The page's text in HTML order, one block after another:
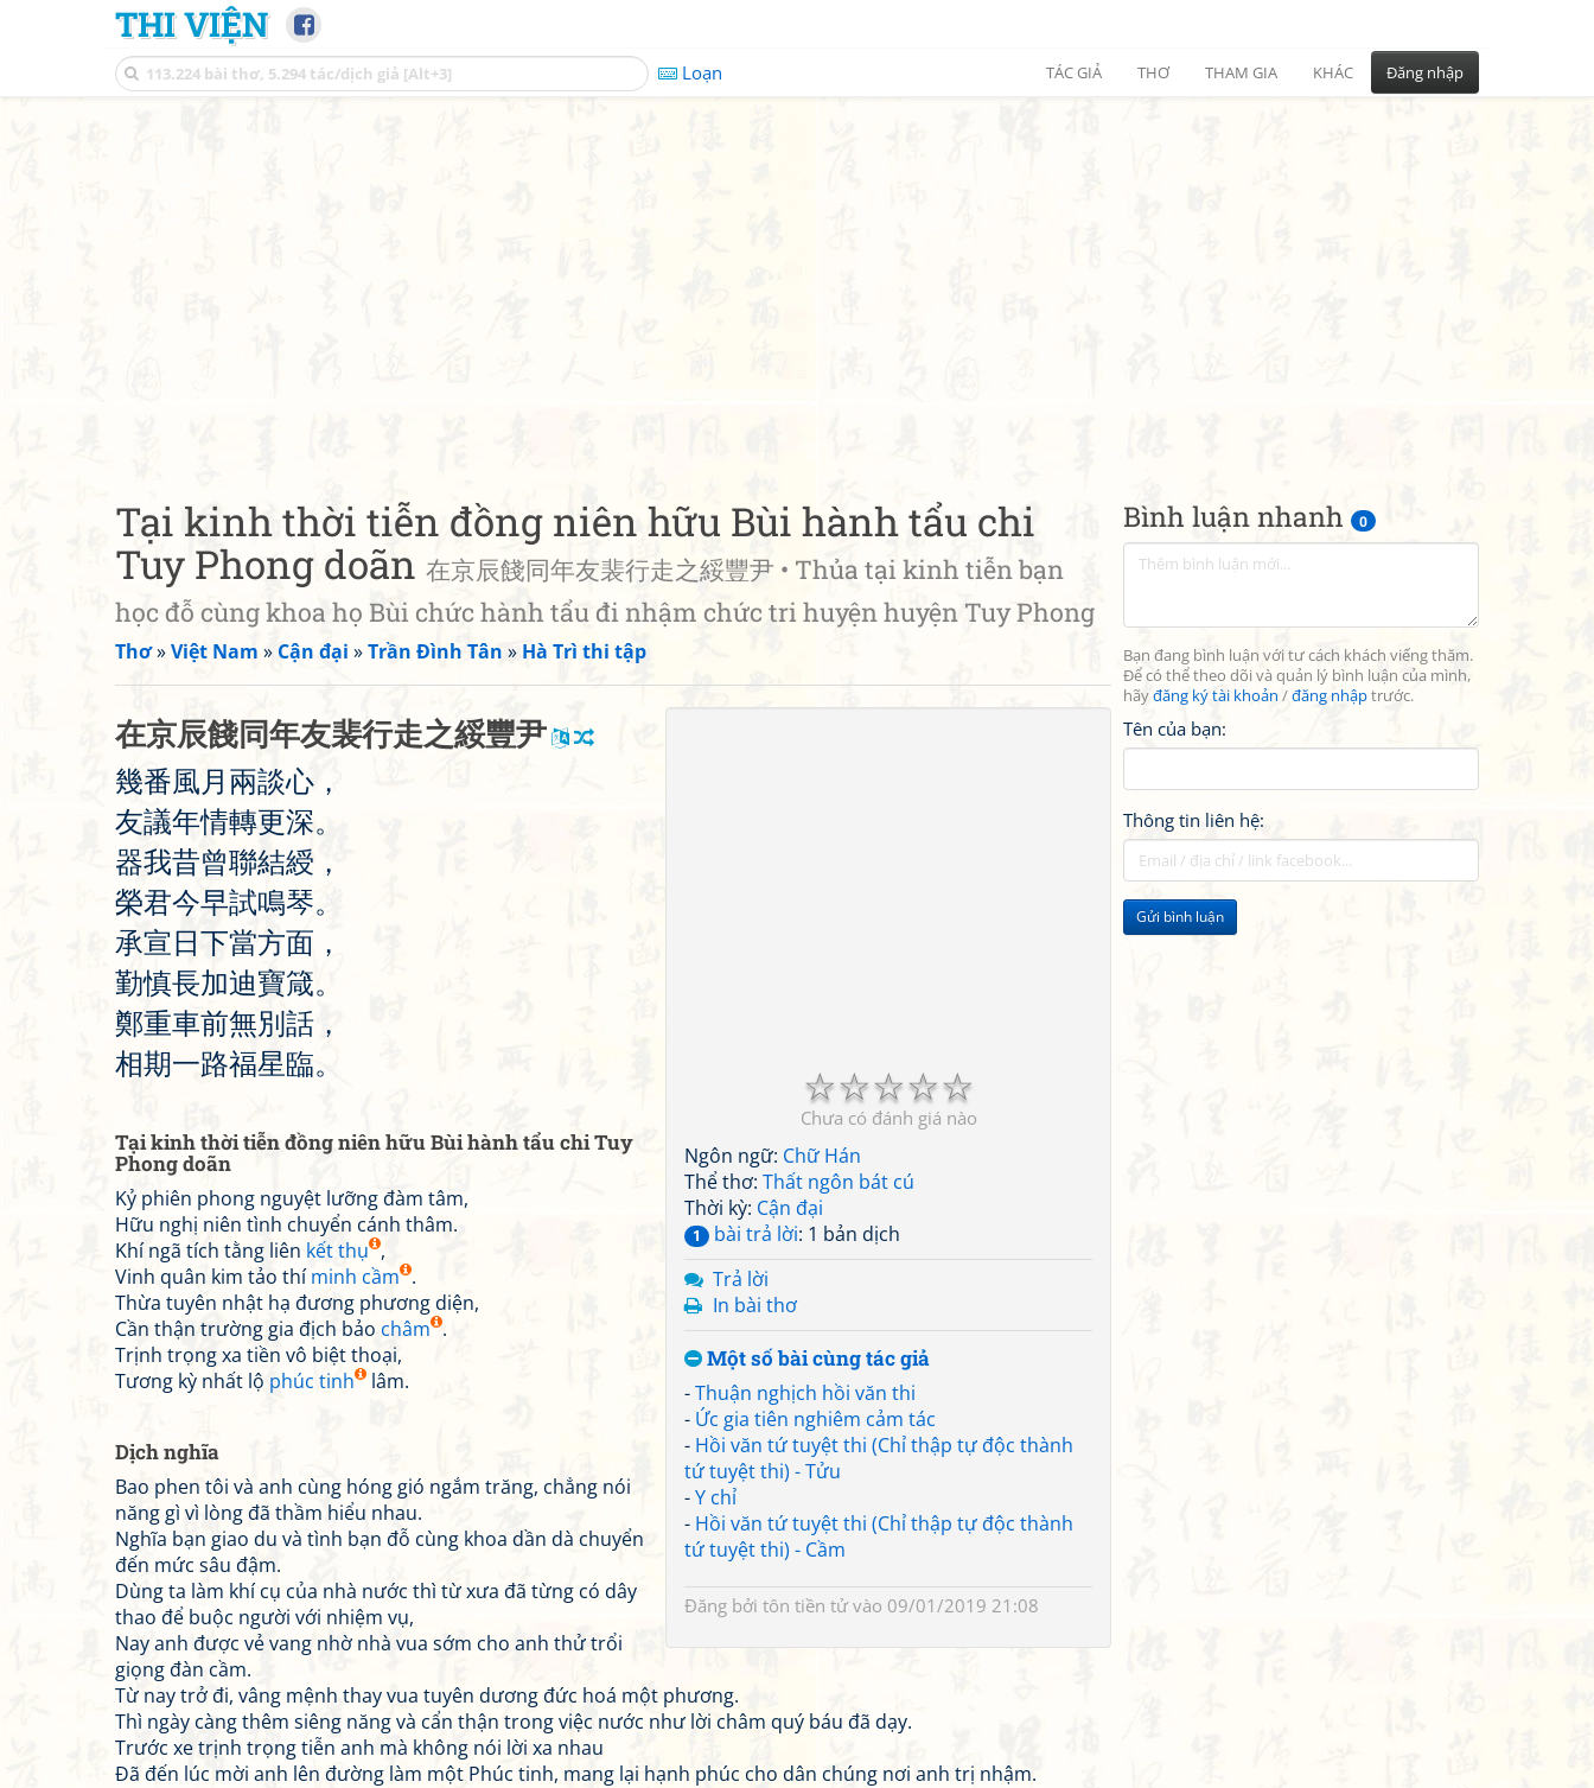
THI VIỆN
Loạn TÁC GIẢ THƠ THAM GIA KHÁC Đăng nhập
Bình luận nhanh 0
Bạn đang bình luận với tư cách khách viếng thăm.
Để có thể theo dõi và quản lý bình luận của mình,
hãyđăng ký tài khoản /đăng nhậptrước.
Tên của bạn:
Thông tin liên hệ:
Gửi bình luận
Tại kinh thời tiễn đồng niên hữu Bùi hành tẩu chi
Tuy Phong doãn 在京辰餞同年友裴行走之綏豐尹 • Thủa tại kinh tiễn bạn
học đỗ cùng khoa họ Bùi chức hành tẩu đi nhậm chức tri huyện huyện Tuy Phong
Thơ»Việt Nam » Cận đại »Trần Đình Tân » Hà Trì thi tập
☆
☆
☆
☆
☆
Chưa có đánh giá nào
Ngôn ngữ: Chữ Hán
Thể thơ: Thất ngôn bát cú
Thời kỳ: Cận đại
1 bài trả lời: 1 bản dịch
Trả lời
In bài thơ
Một số bài cùng tác giả
-Thuận nghịch hồi văn thi
- Ức gia tiên nghiêm cảm tác
- Hồi văn tứ tuyệt thi (Chỉ thập tự độc thành
tứ tuyệt thi) - Tửu
-Y chỉ
- Hồi văn tứ tuyệt thi (Chỉ thập tự độc thành
tứ tuyệt thi) - Cầm
Đăng bởi tôn tiền tửvào 09/01/2019 21:08
在京辰餞同年友裴行走之綏豐尹
幾番風 月 兩談心 ，
友議年情轉更深。
器我昔曾聯結綬 ，
榮君今早試鳴琴。
承宣 日 下當方面 ，
勤慎長加迪寶箴。
鄭重車前無別 話 ，
相期一路福星臨。
Tại kinh thời tiễn đồng niên hữu Bùi hành tẩu chi Tuy
Phong doãn
Kỷ phiên phong nguyệt lưỡng đàm tâm,
Hữu nghị niên tình chuyển cánh thâm.
Khí ngã tích tằng liên kết thụ ,
Vinh quân kim tảo thíminh cầm .
Thừa tuyên nhật hạ đương phương diện,
Cần thận trường gia địch bảo châm .
Trịnh trọng xa tiền vô biệt thoại,
Tương kỳ nhất lộ phúc tinh lâm.
Dịch nghĩa
Bao phen tôi và anh cùng hóng gió ngắm trăng, chẳng nói
năng gì vì lòng đã thầm hiểu nhau.
Nghĩa bạn giao du và tình bạn đỗ cùng khoa dần dà chuyển
đến mức sâu đậm.
Dùng ta làm khí cụ của nhà nước thì từ xưa đã từng có dây
thao để buộc người với nhiệm vụ,
Nay anh được vẻ vang nhờ nhà vua sớm cho anh thử trổi
giọng đàn cầm.
Từ nay trở đi, vâng mệnh thay vua tuyên dương đức hoá một phương.
Thì ngày càng thêm siêng năng và cẩn thận trong việc nước như lời châm quý báu đã dạy.
Trước xe trịnh trọng tiễn anh mà không nói lời xa nhau
Đã đến lúc mời anh lên đường làm một Phúc tinh, mang lại hạnh phúc cho dân chúng nơi anh trị nhậm.